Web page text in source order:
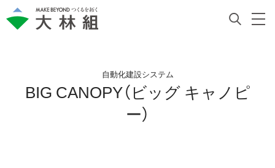
自動化建設システム
BIG CANOPY（ビッグ キャノピ
ー）